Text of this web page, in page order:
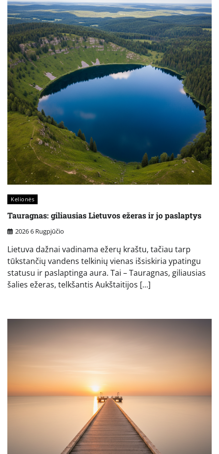
Kelionės
Tauragnas: giliausias Lietuvos ežeras ir jo paslaptys
2026 6 Rugpjūčio
Lietuva dažnai vadinama ežerų kraštu, tačiau tarp
tūkstančių vandens telkinių vienas išsiskiria ypatingu
statusu ir paslaptinga aura. Tai – Tauragnas, giliausias
šalies ežeras, telkšantis Aukštaitijos […]